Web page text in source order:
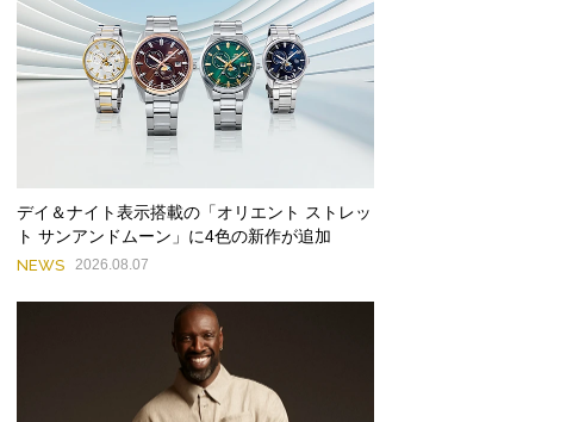
デイ＆ナイト表示搭載の「オリエント ストレッ
ト サンアンドムーン」に4色の新作が追加
NEWS 2026.08.07